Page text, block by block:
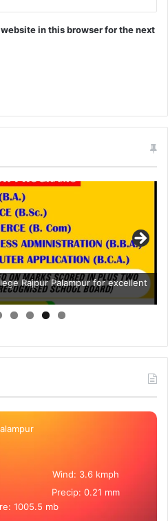
in this browser for the next
Rajpur Palampur for excellent
Wind: 3.6 kmph
Precip: 0.21 mm
1005.5 mb